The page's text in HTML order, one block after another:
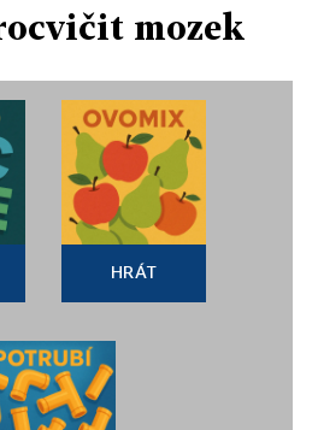
mozek
HRÁT